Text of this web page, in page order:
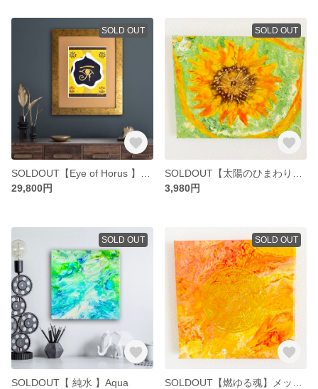
SOLD OUT
29,800円
SOLD OUT
3,980円
SOLD OUT
SOLDOUT【 純水 】Aqua
SOLD OUT